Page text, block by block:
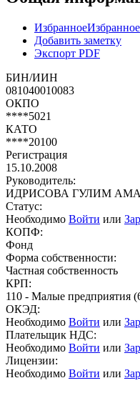
ИзбранноеИзбранное
Добавить заметку
Экспорт PDF
БИН/ИИН
081040010083
ОКПО
****5021
КАТО
****20100
Регистрация
15.10.2008
Руководитель:
ИДРИСОВА ГУЛИМ
Статус:
Необходимо Войти или
КОПФ:
Фонд
Форма собственности:
Частная собственность
КРП:
110 - Малые предприятия
ОКЭД:
Необходимо Войти или
Плательщик НДС:
Необходимо Войти или
Лицензии:
Необходимо Войти или